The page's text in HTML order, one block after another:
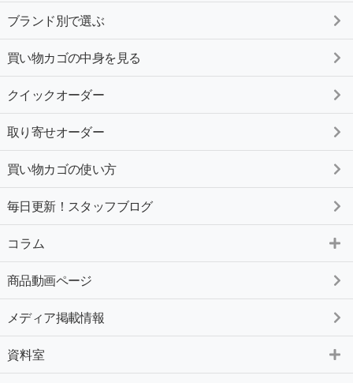
ブランド別で選ぶ
買い物カゴの中身を見る
クイックオーダー
取り寄せオーダー
買い物カゴの使い方
毎日更新！スタッフブログ
コラム
商品動画ページ
メディア掲載情報
資料室